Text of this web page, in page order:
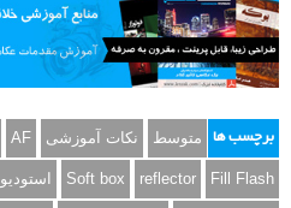
برچسب ها متوسط نکات آموزشی AF
Fill Flash
reflector
Soft box